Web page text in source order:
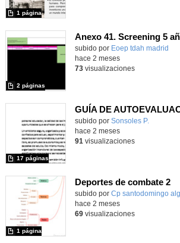
1 página
Anexo 41. Screening 5
Contenido educativo.
subido por Eoep tdah madrid
2 páginas
hace 2 meses
73visualizaciones
Contenido educativo.
subido por Sonsoles P.
17 páginas
hace 2 meses
91 visualizaciones
Deportes de combate 2
Contenido educativo.
subido por Cp santodomingo
1 página
hace 2 meses
69visualizaciones